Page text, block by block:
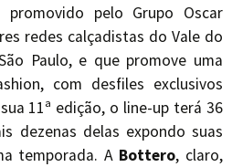
promovido pelo Grupo Oscar
redes calçadistas do Vale do
Paulo, e que promove uma
com desfiles exclusivos
11ª edição, o line-up terá 36
dezenas delas expondo suas
temporada. A Bottero, claro,